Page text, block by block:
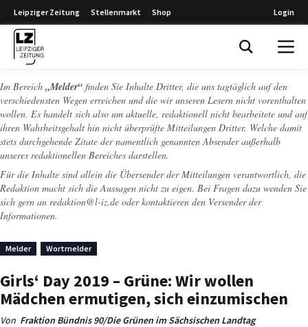
Leipziger Zeitung Stellenmarkt Shop Login
Im Bereich „Melder“ finden Sie Inhalte Dritter, die uns tagtäglich auf den
verschiedensten Wegen erreichen und die wir unseren Lesern nicht vorenthalten
wollen. Es handelt sich also um aktuelle, redaktionell nicht bearbeitete und auf
ihren Wahrheitsgehalt hin nicht überprüfte Mitteilungen Dritter. Welche damit
stets durchgehende Zitate der namentlich genannten Absender außerhalb
unseres redaktionellen Bereiches darstellen.
Für die Inhalte sind allein die Übersender der Mitteilungen verantwortlich, die
Redaktion macht sich die Aussagen nicht zu eigen. Bei Fragen dazu wenden Sie
sich gern an redaktion@l-iz.de oder kontaktieren den Versender der
Informationen.
Melder Wortmelder
Girls‘ Day 2019 – Grüne: Wir wollen
Mädchen ermutigen, sich einzumischen
Von Fraktion Bündnis 90/Die Grünen im Sächsischen Landtag